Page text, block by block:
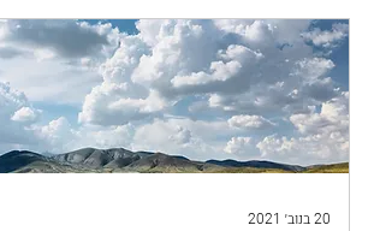
20 בנוב׳ 2021